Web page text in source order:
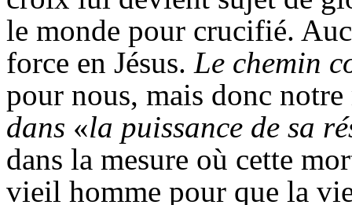
le monde pour crucifié.
force en Jésus. Le chemin
pour nous, mais donc
dans «la puissance de sa
dans la mesure où cette
vieil homme pour que la